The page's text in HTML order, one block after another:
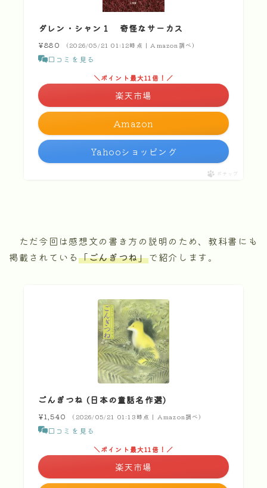
ダレン・シャン１ 奇怪なサーカス
¥880 （2026/05/21 01:12時点 | Amazon調べ）
口コミを見る
Amazon
＼ポイント最大11倍！／
楽天市場
Yahooショッピング
ポチップ
ただ今回は感想文の書き方の説明のため、教科書にも
掲載されている「ごんぎつね」で紹介します。
ごんぎつね (日本の童話名作選)
¥1,540 （2026/05/21 01:13時点 | Amazon調べ）
口コミを見る
＼ポイント最大11倍！／
楽天市場